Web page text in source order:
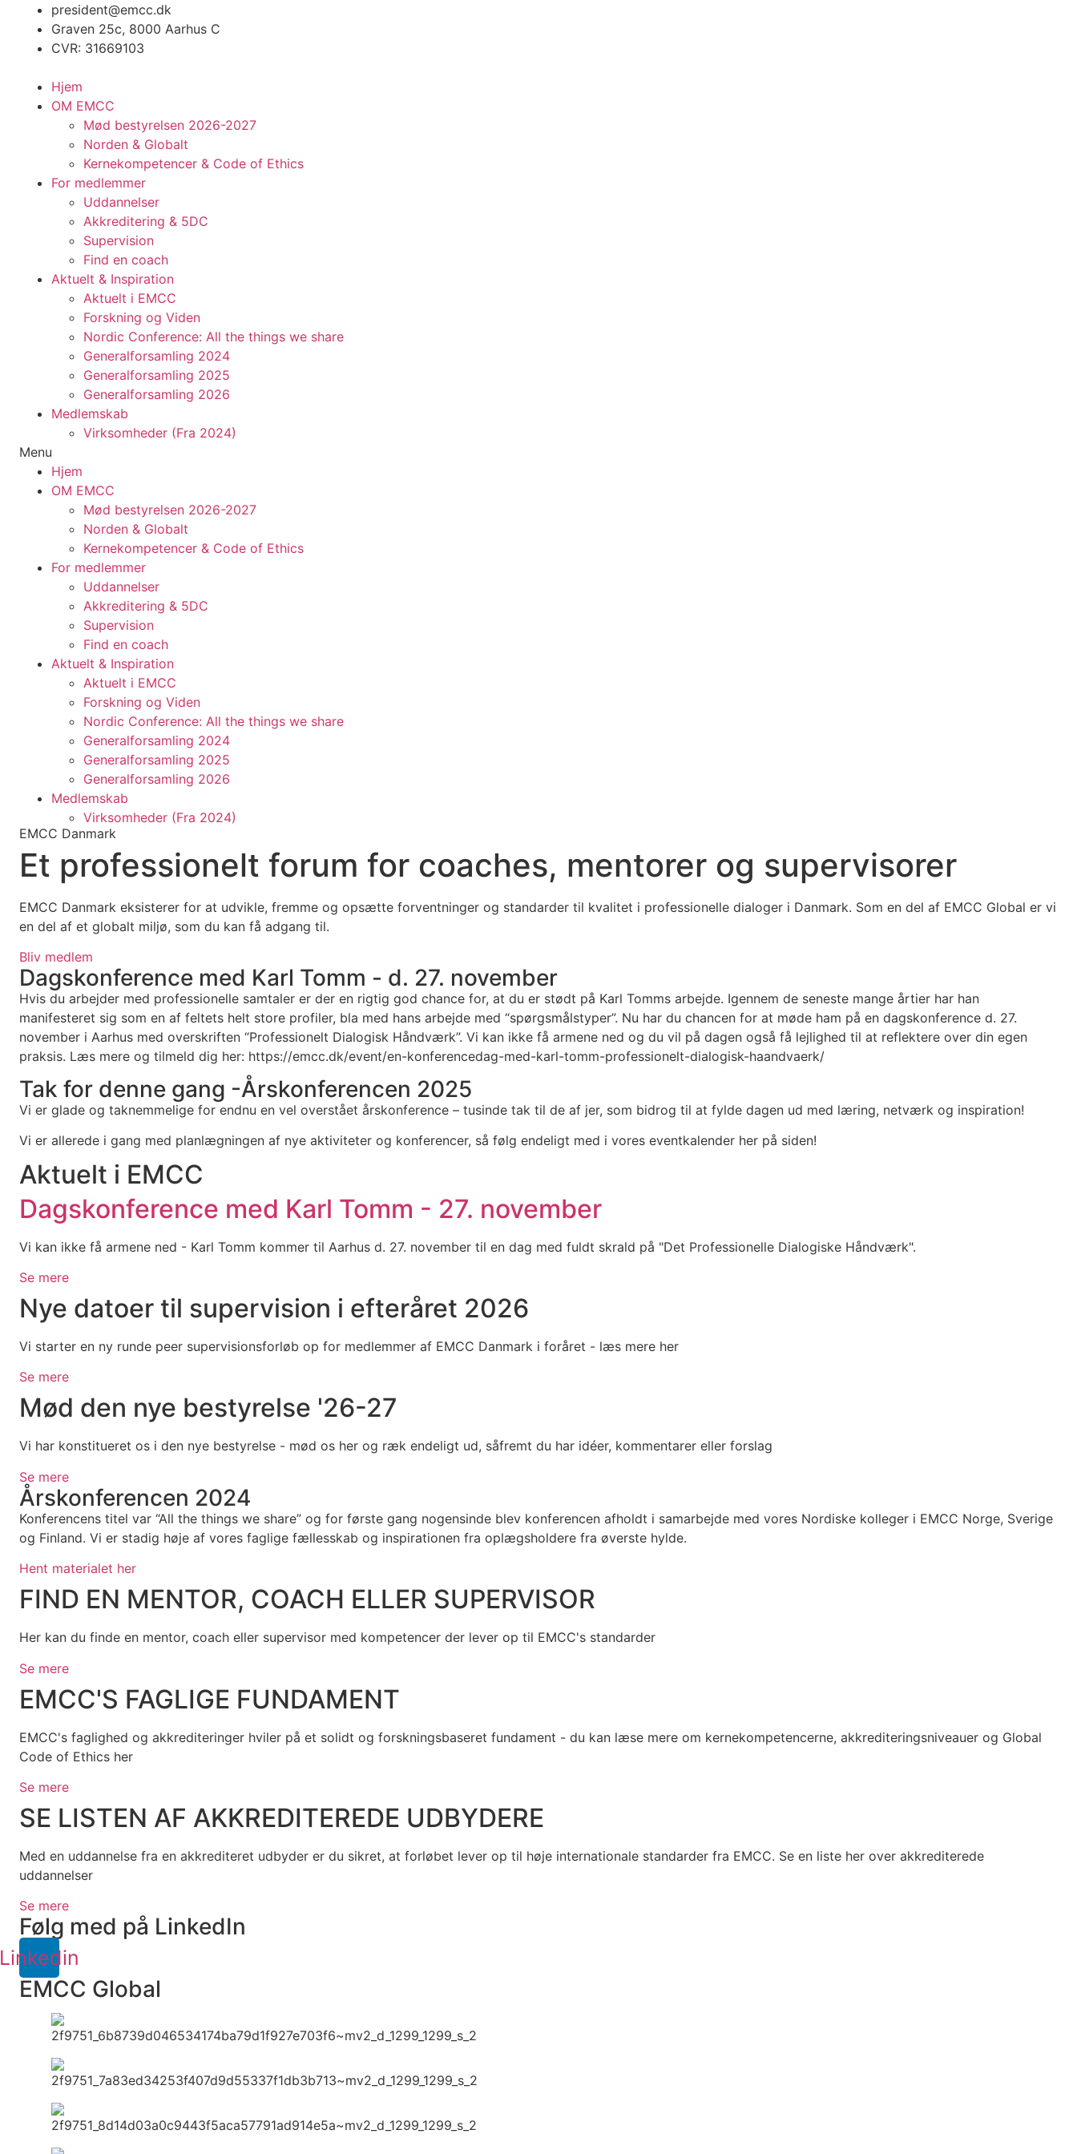
Videre
indhold
president@emcc.dk
Graven 25c, 8000 Aarhus C
CVR: 31669103
Hjem
OM EMCC
Mød bestyrelsen 2026-2027
Norden & Globalt
Kernekompetencer & Code of Ethics
For medlemmer
Uddannelser
Akkreditering & 5DC
Supervision
Find en coach
Aktuelt & Inspiration
Aktuelt i EMCC
Forskning og Viden
Nordic Conference: All the things we share
Generalforsamling 2024
Generalforsamling 2025
Generalforsamling 2026
Medlemskab
Virksomheder (Fra 2024)
Menu
Hjem
OM EMCC
Mød bestyrelsen 2026-2027
Norden & Globalt
Kernekompetencer & Code of Ethics
For medlemmer
Uddannelser
Akkreditering & 5DC
Supervision
Find en coach
Aktuelt & Inspiration
Aktuelt i EMCC
Forskning og Viden
Nordic Conference: All the things we share
Generalforsamling 2024
Generalforsamling 2025
Generalforsamling 2026
Medlemskab
Virksomheder (Fra 2024)
EMCC Danmark
Et professionelt forum for coaches, mentorer og supervisorer
EMCC Danmark eksisterer for at udvikle, fremme og opsætte forventninger og standarder til kvalitet i professionelle dialoger i Danmark. Som en del af EMCC Global er vi
en del af et globalt miljø, som du kan få adgang til.
Bliv medlem
Dagskonference med Karl Tomm - d. 27. november
Hvis du arbejder med professionelle samtaler er der en rigtig god chance for, at du er stødt på Karl Tomms arbejde. Igennem de seneste mange årtier har han
manifesteret sig som en af feltets helt store profiler, bla med hans arbejde med “spørgsmålstyper”. Nu har du chancen for at møde ham på en dagskonference d. 27.
november i Aarhus med overskriften “Professionelt Dialogisk Håndværk”. Vi kan ikke få armene ned og du vil på dagen også få lejlighed til at reflektere over din egen
praksis. Læs mere og tilmeld dig her: https://emcc.dk/event/en-konferencedag-med-karl-tomm-professionelt-dialogisk-haandvaerk/
Tak for denne gang -Årskonferencen 2025
Vi er glade og taknemmelige for endnu en vel overstået årskonference – tusinde tak til de af jer, som bidrog til at fylde dagen ud med læring, netværk og inspiration!
Vi er allerede i gang med planlægningen af nye aktiviteter og konferencer, så følg endeligt med i vores eventkalender her på siden!
Aktuelt i EMCC
Dagskonference med Karl Tomm - 27. november
Vi kan ikke få armene ned - Karl Tomm kommer til Aarhus d. 27. november til en dag med fuldt skrald på "Det Professionelle Dialogiske Håndværk".
Se mere
Nye datoer til supervision i efteråret 2026
Vi starter en ny runde peer supervisionsforløb op for medlemmer af EMCC Danmark i foråret - læs mere her
Se mere
Mød den nye bestyrelse '26-27
Vi har konstitueret os i den nye bestyrelse - mød os her og ræk endeligt ud, såfremt du har idéer, kommentarer eller forslag
Se mere
Årskonferencen 2024
Konferencens titel var “All the things we share” og for første gang nogensinde blev konferencen afholdt i samarbejde med vores Nordiske kolleger i EMCC Norge, Sverige
og Finland. Vi er stadig høje af vores faglige fællesskab og inspirationen fra oplægsholdere fra øverste hylde.
Hent materialet her
FIND EN MENTOR, COACH ELLER SUPERVISOR
Her kan du finde en mentor, coach eller supervisor med kompetencer der lever op til EMCC's standarder
Se mere
EMCC'S FAGLIGE FUNDAMENT
EMCC's faglighed og akkrediteringer hviler på et solidt og forskningsbaseret fundament - du kan læse mere om kernekompetencerne, akkrediteringsniveauer og Global
Code of Ethics her
Se mere
SE LISTEN AF AKKREDITEREDE UDBYDERE
Med en uddannelse fra en akkrediteret udbyder er du sikret, at forløbet lever op til høje internationale standarder fra EMCC. Se en liste her over akkrediterede
uddannelser
Se mere
Følg med på LinkedIn
Linkedin
EMCC Global